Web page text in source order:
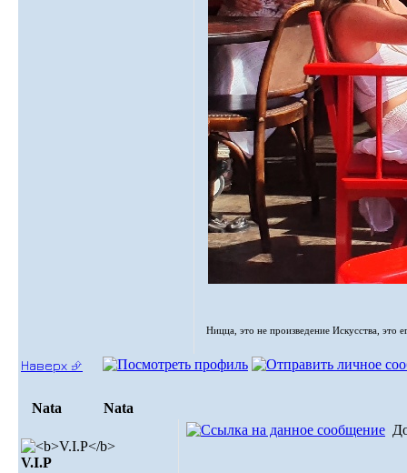
Ницца, это не произведение Искусства, это
Наверх ⮵
Nata Nata
V.I.Р